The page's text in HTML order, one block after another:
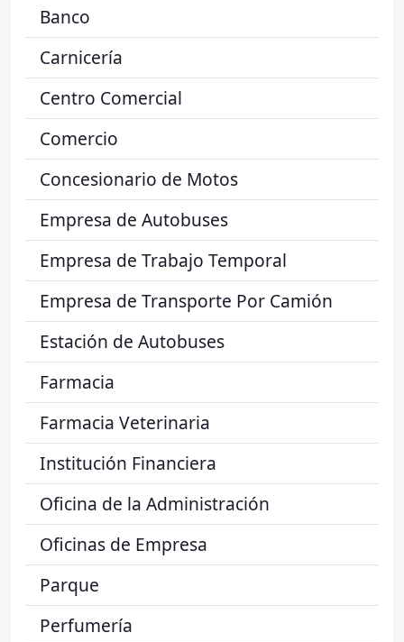
Banco
Carnicería
Centro Comercial
Comercio
Concesionario de Motos
Empresa de Autobuses
Empresa de Trabajo Temporal
Empresa de Transporte Por Camión
Estación de Autobuses
Farmacia
Farmacia Veterinaria
Institución Financiera
Oficina de la Administración
Oficinas de Empresa
Parque
Perfumería